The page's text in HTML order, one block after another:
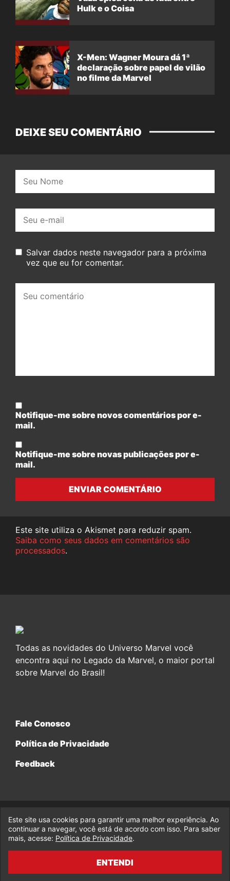
Hulk e o Coisa
X-Men: Wagner Moura dá 1ª
declaração sobre papel de vilão
no filme da Marvel
DEIXE SEU COMENTÁRIO
mail:
Salvar dados neste navegador para a próxima
vez que eu for comentar.
comentário:
Notifique-me sobre novos comentários por e-
mail.
Notifique-me sobre novas publicações por e-
mail.
ENVIAR COMENTÁRIO
Este site utiliza o Akismet para reduzir spam.
Saiba como seus dados em comentários são
processados.
Todas as novidades do Universo Marvel você
encontra aqui no Legado da Marvel, o maior portal
sobre Marvel do Brasil!
Fale Conosco
Política de Privacidade
Feedback
© 2017-2026 Legado da Marvel, uma empresa da Legado
Enterprises.
fabiolobo
Este site usa cookies para garantir uma melhor experiência. Ao
continuar a navegar, você está de acordo com isso. Para saber
mais, acesse: Política de Privacidade.
ENTENDI